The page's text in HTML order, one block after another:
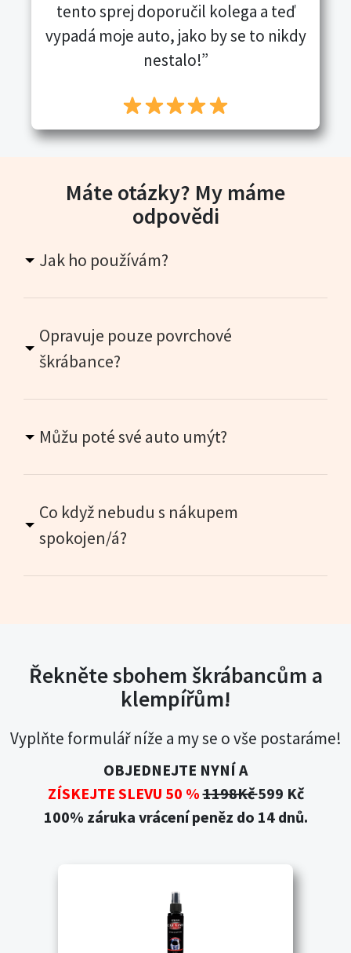
tento sprej doporučil kolega a teď
vypadá moje auto, jako by se to nikdy
nestalo!”
Máte otázky? My máme
odpovědi
Jak ho používám?
Opravuje pouze povrchové
škrábance?
Můžu poté své auto umýt?
Co když nebudu s nákupem
spokojen/á?
Řekněte sbohem škrábancům a
klempířům!
Vyplňte formulář níže a my se o vše postaráme!
OBJEDNEJTE NYNÍ A
ZÍSKEJTE SLEVU 50 %1198Kč599 Kč
100% záruka vrácení peněz do 14 dnů.